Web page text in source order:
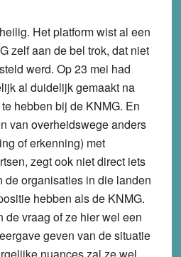
Het platform wist al een
zelf aan de bel trok, dat niet
werd. Op 23 mei had
al duidelijk gemaakt na
hebben bij de KNMG. En
van overheidswege anders
of erkenning) met
zegt ook niet direct iets
de organisaties in die landen
hebben als de KNMG.
de vraag of ze hier wel een
geven van de situatie